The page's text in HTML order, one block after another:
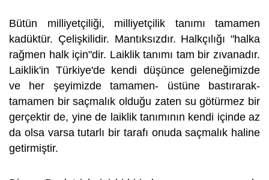
Bütün milliyetçiliği, milliyetçilik tanımı tamamen
kadüktür. Çelişkilidir. Mantıksızdır. Halkçılığı "halka
rağmen halk için"dir. Laiklik tanımı tam bir zıvanadır.
Laiklik'in Türkiye'de kendi düşünce geleneğimizde
ve her şeyimizde tamamen- üstüne bastırarak-
tamamen bir saçmalık olduğu zaten su götürmez bir
gerçektir de, yine de laiklik tanımının kendi içinde az
da olsa varsa tutarlı bir tarafı onuda saçmalık haline
getirmiştir.